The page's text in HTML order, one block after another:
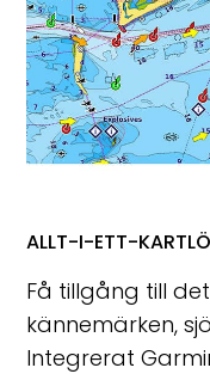
ALLT-I-ETT-
Få tillgång till
kännemärken,
Integrerat